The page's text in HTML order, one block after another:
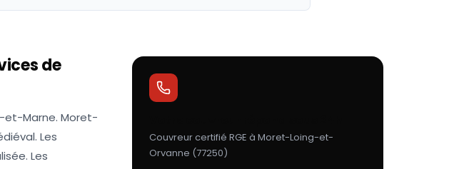
de
et-Marne. Moret-
Les
Les
Couvreur certifié RGE à Moret-Loing-et-
Orvanne (77250)